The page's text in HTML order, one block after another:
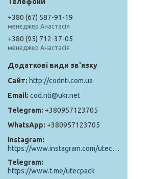
+380 (67) 587-91-19
менеджер Анастасія
+380 (95) 712-37-05
менеджер Анастасія
http://codnti.com.ua
cod.nti@ukr.net
+380957123705
+380957123705
Instagram
https://www.instagram.com/utec_pack/
Telegram
https://www.t.me/utecpack